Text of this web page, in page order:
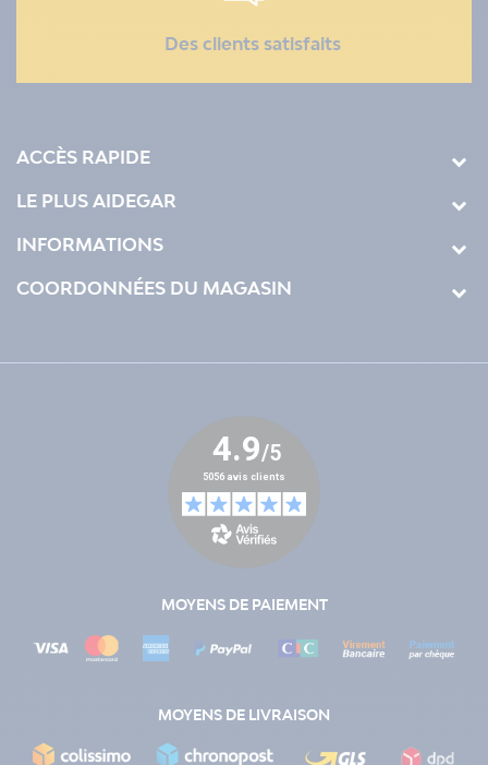
Des clients satisfaits
ACCÈS RAPIDE
LE PLUS AIDEGAR
INFORMATIONS
COORDONNÉES DU MAGASIN
MOYENS DE PAIEMENT
MOYENS DE LIVRAISON